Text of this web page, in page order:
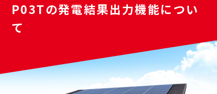
P03Tの発電結果出力機能につい
て